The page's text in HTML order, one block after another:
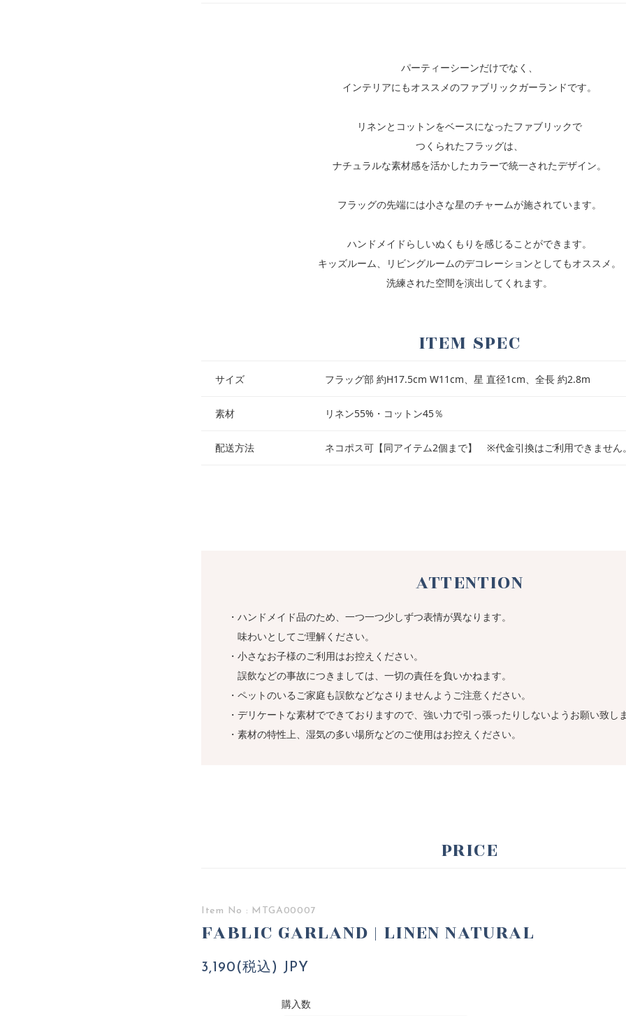
パーティーシーンだけでなく、
インテリアにもオススメのファブリックガーランドです。
リネンとコットンをベースになったファブリックで
つくられたフラッグは、
ナチュラルな素材感を活かしたカラーで統一されたデザイン。
フラッグの先端には小さな星のチャームが施されています。
ハンドメイドらしいぬくもりを感じることができます。
キッズルーム、リビングルームのデコレーションとしてもオススメ。
洗練された空間を演出してくれます。
ITEM SPEC
サイズ フラッグ部 約H17.5cm W11cm、星 直径1cm、全長 約2.8m
素材 リネン55%・コットン45％
配送方法 ネコポス可【同アイテム2個まで】 ※代金引換はご利用できません
ATTENTION
・ハンドメイド品のため、一つ一つ少しずつ表情が異なります。
味わいとしてご理解ください。
・小さなお子様のご利用はお控えください。
誤飲などの事故につきましては、一切の責任を負いかねます。
・ペットのいるご家庭も誤飲などなさりませんようご注意ください。
・デリケートな素材でできておりますので、強い力で引っ張ったりしないようお願い致し
・素材の特性上、湿気の多い場所などのご使用はお控えください。
PRICE
Item No : MTGA00007
FABLIC GARLAND | LINEN NATURAL
3,190(税込) JPY
購入数